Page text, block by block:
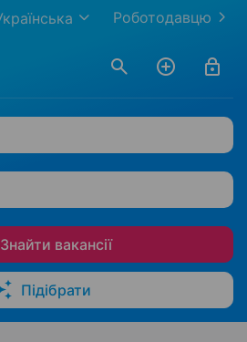
Роботодавцю
Знайти вакансії
Підібрати